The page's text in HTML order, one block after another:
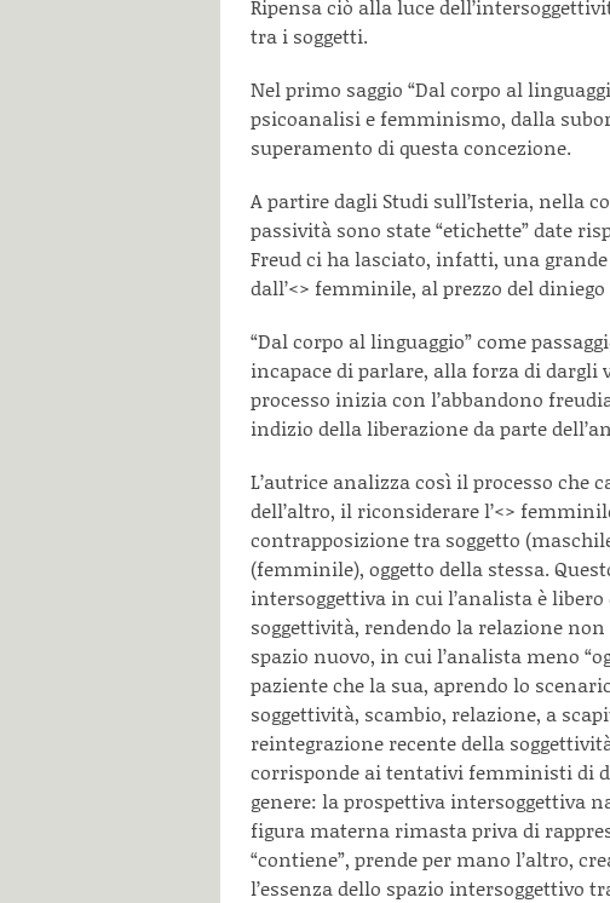
Ripensa ciò alla luce
tra i soggetti.
Nel primo saggio “Dal corpo al
psicoanalisi e femminismo, dalla
superamento di questa concezione.
A partire dagli Studi sull’Isteria, nella
passività sono state “etichette” date
Freud ci ha lasciato, infatti, una
dall’<> femminile, al prezzo del
“Dal corpo al linguaggio” come
incapace di parlare, alla forza di dargli
processo inizia con l’abbandono
indizio della liberazione da parte
L’autrice analizza così il processo che
dell’altro, il riconsiderare l’<>
contrapposizione tra soggetto
(femminile), oggetto della stessa.
intersoggettiva in cui l’analista è
soggettività, rendendo la relazione
spazio nuovo, in cui l’analista meno
paziente che la sua, aprendo lo
soggettività, scambio, relazione, a
reintegrazione recente della
corrisponde ai tentativi femministi di
genere: la prospettiva intersoggettiva
figura materna rimasta priva di
“contiene”, prende per mano l’altro,
l’essenza dello spazio intersoggettivo